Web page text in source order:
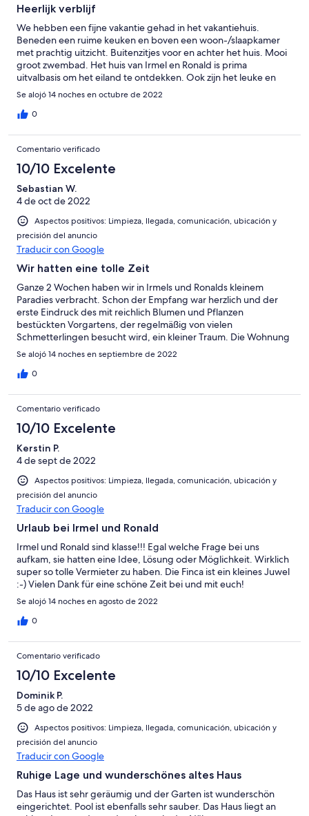
Heerlijk verblijf
We hebben een fijne vakantie gehad in het vakantiehuis.
Beneden een ruime keuken en boven een woon-/slaapkamer
met prachtig uitzicht. Buitenzitjes voor en achter het huis. Mooi
groot zwembad. Het huis van Irmel en Ronald is prima
uitvalbasis om het eiland te ontdekken. Ook zijn het leuke en
vriendelijke mensen die altijd klaar stonden met goede tips. We
hebben twee heerlijke weken gehad.
Se alojó 14 noches en octubre de 2022
0
Comentario verificado
10/10 Excelente
Sebastian W.
4 de oct de 2022
Aspectos positivos: Limpieza, llegada, comunicación, ubicación y
precisión del anuncio
Traducir con Google
Wir hatten eine tolle Zeit
Ganze 2 Wochen haben wir in Irmels und Ronalds kleinem
Paradies verbracht. Schon der Empfang war herzlich und der
erste Eindruck des mit reichlich Blumen und Pflanzen
bestückten Vorgartens, der regelmäßig von vielen
Schmetterlingen besucht wird, ein kleiner Traum. Die Wohnung
selbst bietet über 2 Stockwerke für 2 Personen viel Platz und ist
u.a. mit Geschirrspüler, großem Herd und vielen Sitz- und
Liegemöglichkeiten sehr gut ausgestattet. Zudem gibt es einen
Wetter mitspielt kann man vom OG aus einen beeindruckenden
Blick auf den Teide werfen. Sehr gefallen hat uns der
rückseitige Außenbereich mit großem Pool und gemütlichen
Lounge-Spaces. In Kombination mit den regelmäßig
beeindruckenden Sonnenuntergängen haben wir hier viele
schöne Stunden verbracht. Die Lage in La Victoria ist für
Individualreisende ziemlich gut. Es gibt viele
Einkaufsmöglichkeiten inkl. Wochenmarkt im Nachbarort mit
frischen Gemüse und Obst von lokalen Anbietern. Für die
Erkundung von Teneriffas Norden und den Bereichen rund um
den Teide ist der Ort wegen der zentralen Lage ein prima
Ausgangspunkt. Zudem gibt es im näheren Umkreis viele
empfehlenswerte Restaurants. Absolutes Highlight war am
letzten Tag die Casa Miguel in Caleton. Irmel und Ronald sind
super nett und haben uns den ein oder anderen Tipp für eine
schöne Tour gegeben. Etwas gewöhnungsbedürftig war am
Anfang die Lautstärke des ein oder anderen schwach
motorisierten Autos welches sich werktags den Hang hoch
kämpfen musste. Allerdings hatten wir da auch sämtliche
Irmel und Ronald wohnen.
Se alojó 14 noches en septiembre de 2022
0
Comentario verificado
10/10 Excelente
Kerstin P.
4 de sept de 2022
Aspectos positivos: Limpieza, llegada, comunicación, ubicación y
precisión del anuncio
Traducir con Google
Urlaub bei Irmel und Ronald
Irmel und Ronald sind klasse!!! Egal welche Frage bei uns
aufkam, sie hatten eine Idee, Lösung oder Möglichkeit. Wirklich
super so tolle Vermieter zu haben. Die Finca ist ein kleines Juwel
:-) Vielen Dank für eine schöne Zeit bei und mit euch!
Se alojó 14 noches en agosto de 2022
0
Comentario verificado
10/10 Excelente
Dominik P.
5 de ago de 2022
Aspectos positivos: Limpieza, llegada, comunicación, ubicación y
precisión del anuncio
Traducir con Google
Ruhige Lage und wunderschönes altes Haus
Das Haus ist sehr geräumig und der Garten ist wunderschön
eingerichtet. Pool ist ebenfalls sehr sauber. Das Haus liegt an